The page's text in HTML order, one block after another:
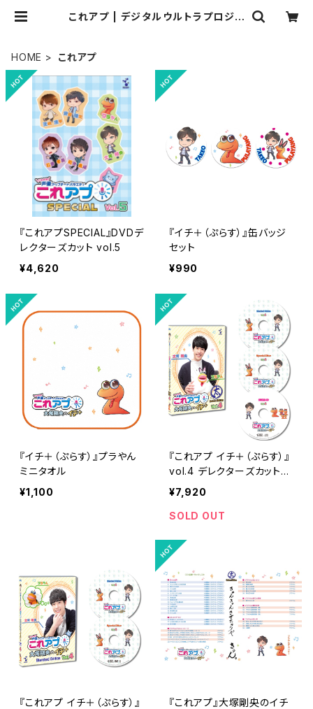
これアプ | デジタルウルトラプロジェ
HOME これアプ
『これアプSPECIAL』DVDデ
レクターズカット vol.5
¥4,620
『イチ＋（ぷらす）』缶バッジ
セット
¥990
『イチ＋（ぷらす）』プラやん
ミニタオル
¥1,100
『これアプ イチ＋（ぷらす）』
vol.4 デレクターズカット太
まるＤＸ版
¥7,920
SOLD OUT
『これアプ イチ＋（ぷらす）』
『これアプ』大塚剛央のイチ